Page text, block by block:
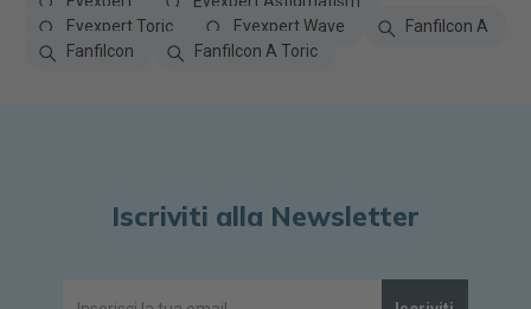
Eyexpert Toric
Eyexpert Wave
Fanfilcon A
Fanfilcon
Fanfilcon A Toric
Iscriviti alla Newsletter